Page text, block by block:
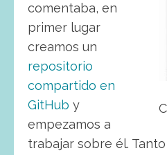
comentaba, en
primer lugar
creamos un
repositorio
compartido en
GitHub y
empezamos a
trabajar sobre él.